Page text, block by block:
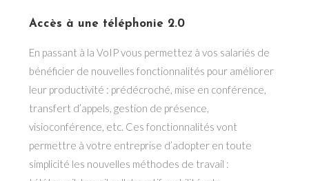
Accès à une téléphonie 2.0
En passant à la VoIP vous permettez à vos salariés de
bénéficier de nouvelles fonctionnalités pour améliorer
leur productivité : prédécroché, mise en conférence,
transfert d’appels, gestion de présence,
visioconférence, etc. Ces fonctionnalités vont
permettre à votre entreprise d’adopter en toute
simplicité les nouvelles méthodes de travail :